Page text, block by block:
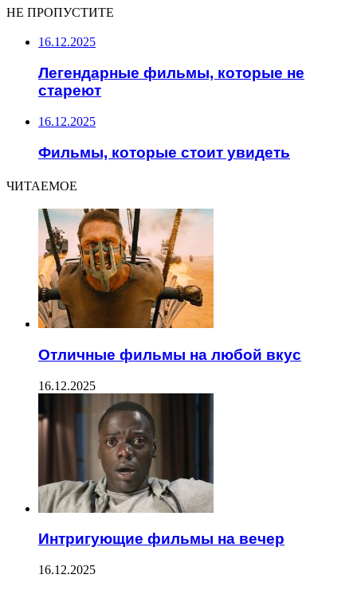
НЕ ПРОПУСТИТЕ
16.12.2025
Легендарные фильмы, которые не
стареют
16.12.2025
Фильмы, которые стоит увидеть
ЧИТАЕМОЕ
Отличные фильмы на любой вкус
16.12.2025
Интригующие фильмы на вечер
16.12.2025